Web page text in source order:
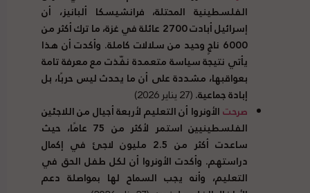
الفلسطينية المحتلة، فرانشيسكا ألبانيز، أن
إسرائيل أبادت 2700 عائلة في غزة، ما ترك أكثر من
6000 ناجٍ وحيد من سلالات كاملة. وأكدت أن هذا
يأتي نتيجة سياسة متعمدة نفّذت مع معرفة تامة
بعواقبها، مشددة على أن ما يحدث ليس حربًا، بل
إبادة جماعية.(27 يناير 2026)
صرحتالأونروا أن التعليم لأربعة أجيال من اللاجئين
الفلسطينيين استمر لأكثر من 75 عامًا، حيث
ساعدت أكثر من 2.5 مليون لاجئ في إكمال
دراستهم. وأكدت الأونروا أن لكل طفل الحق في
التعليم، وأنه يجب السماح لها بمواصلة دعم